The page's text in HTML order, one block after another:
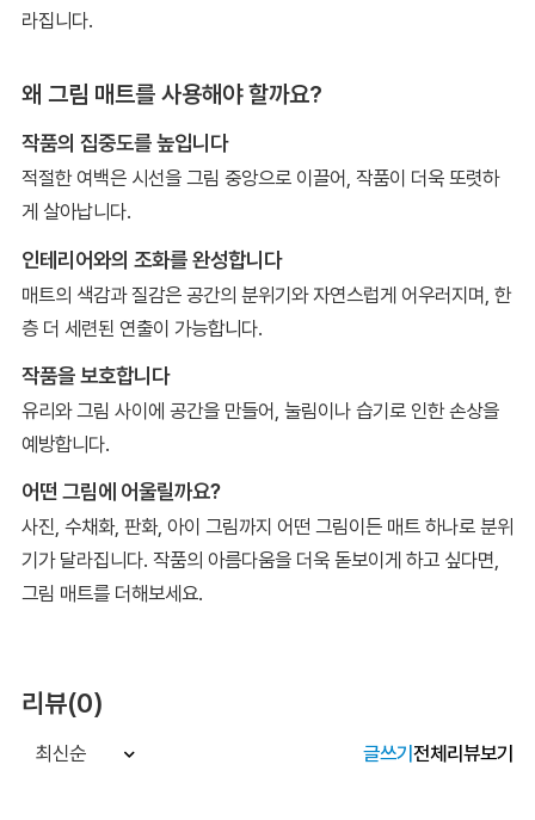
라집니다.
왜 그림 매트를 사용해야 할까요?
작품의 집중도를 높입니다
적절한 여백은 시선을 그림 중앙으로 이끌어, 작품이 더욱 또렷하
게 살아납니다.
인테리어와의 조화를 완성합니다
매트의 색감과 질감은 공간의 분위기와 자연스럽게 어우러지며, 한
층 더 세련된 연출이 가능합니다.
작품을 보호합니다
유리와 그림 사이에 공간을 만들어, 눌림이나 습기로 인한 손상을
예방합니다.
어떤 그림에 어울릴까요?
사진, 수채화, 판화, 아이 그림까지 어떤 그림이든 매트 하나로 분위
기가 달라집니다. 작품의 아름다움을 더욱 돋보이게 하고 싶다면,
그림 매트를 더해보세요.
리뷰(0)
최신순 글쓰기전체리뷰보기